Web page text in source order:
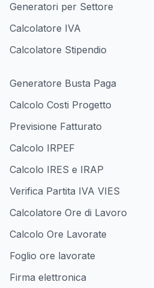
Generatori per Settore
Calcolatore IVA
Calcolatore Stipendio
Generatore Busta Paga
Calcolo Costi Progetto
Previsione Fatturato
Calcolo IRPEF
Calcolo IRES e IRAP
Verifica Partita IVA VIES
Calcolatore Ore di Lavoro
Calcolo Ore Lavorate
Foglio ore lavorate
Firma elettronica